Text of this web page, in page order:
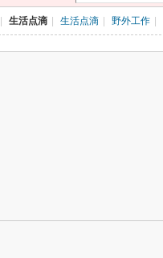
生活点滴 生活点滴 野外工作